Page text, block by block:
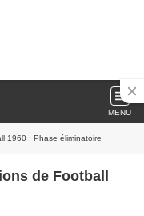
MENU
1960 : Phase éliminatoire
de Football